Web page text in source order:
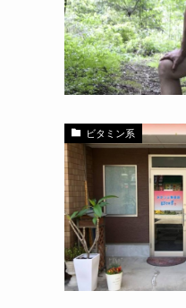
ビタミン系